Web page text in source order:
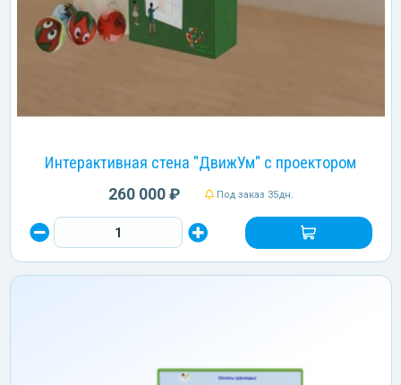
Интерактивная стена "ДвижУм" с проектором
260 000 ₽ Под заказ 35дн.